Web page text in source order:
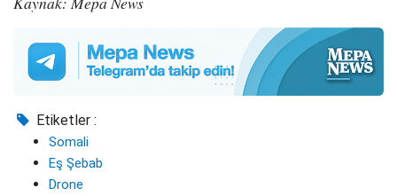
Etiketler :
Somali
Eş Şebab
Drone